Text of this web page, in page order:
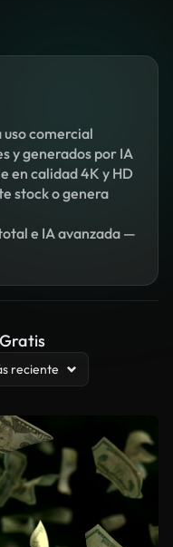
comercial
y generados por IA
en calidad 4K y HD
stock o genera
e IA avanzada —
reciente